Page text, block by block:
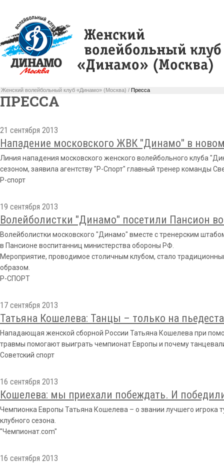
Женский волейбольный клуб «Динамо» (Москва) / Пресса
ПРЕССА
21 сентября 2013
Нападение московского ЖВК "Динамо" в новом
Линия нападения московского женского волейбольного клуба
сезоном, заявила агентству "Р-Спорт" главный тренер команды
Р-спорт
19 сентября 2013
Волейболистки "Динамо" посетили Пансион
Волейболистки московского "Динамо" вместе с тренерским
в Пансионе воспитанниц министерства обороны РФ.
Мероприятие, проводимое столичным клубом, стало
образом.
Р-СПОРТ
17 сентября 2013
Татьяна Кошелева: Танцы – только на
Нападающая женской сборной России Татьяна Кошелева при
травмы помогают выиграть чемпионат Европы и почему
Советский спорт
16 сентября 2013
Кошелева: мы приехали побеждать. И
Чемпионка Европы Татьяна Кошелева – о звании лучшего игрока
клубного сезона.
"Чемпионат.com"
16 сентября 2013